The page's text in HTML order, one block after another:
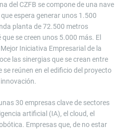
del CZFB se compone de una nave
espera generar unos 1.500
planta de 72.500 metros
se creen unos 5.000 más. El
Iniciativa Empresarial de la
las sinergias que se crean entre
reúnen en el edificio del proyecto
30 empresas clave de sectores
artificial (IA), el cloud, el
Empresas que, de no estar